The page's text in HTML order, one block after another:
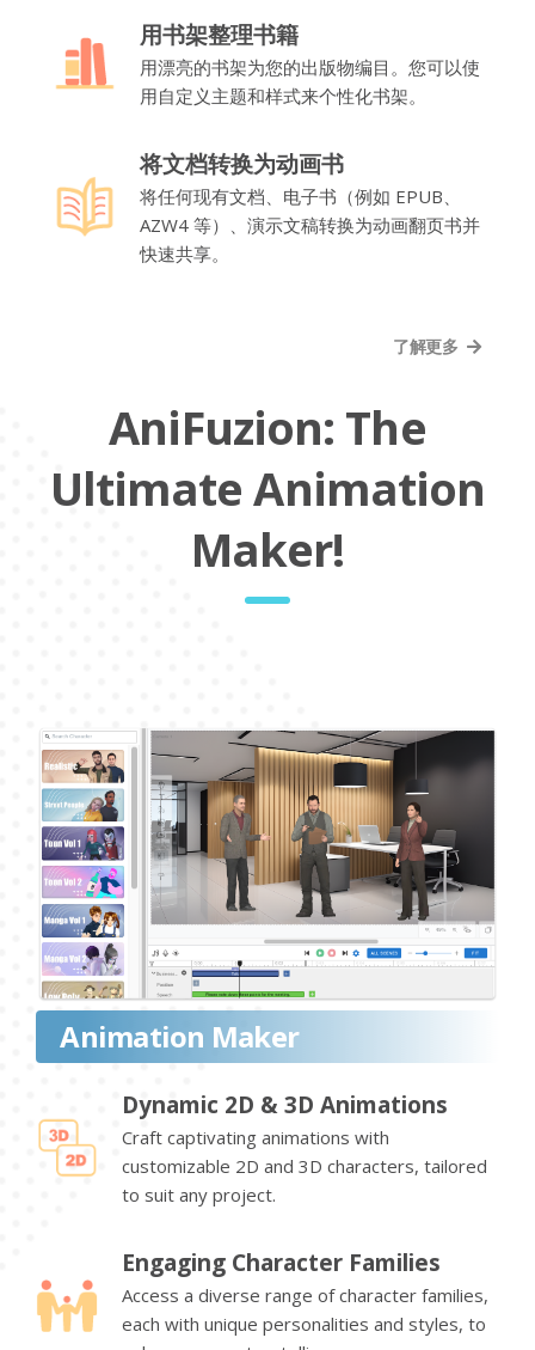
用书架整理书籍
用漂亮的书架为您的出版物编目。您可以使
用自定义主题和样式来个性化书架。
将文档转换为动画书
将任何现有文档、电子书（例如 EPUB、
AZW4 等）、演示文稿转换为动画翻页书并
快速共享。
了解更多
AniFuzion: The
Ultimate Animation
Maker!
Animation Maker
Dynamic 2D & 3D Animations
Craft captivating animations with
customizable 2D and 3D characters, tailored
to suit any project.
Engaging Character Families
Access a diverse range of character families,
each with unique personalities and styles, to